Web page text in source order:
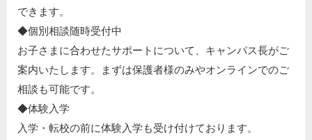
できます。​
◆個別相談随時受付中​
お子さまに合わせたサポートについて、キャンパス長がご
案内いたします。まずは保護者様のみやオンラインでのご
相談も可能です。
◆体験入学​
入学・転校の前に体験入学も受け付けております。​